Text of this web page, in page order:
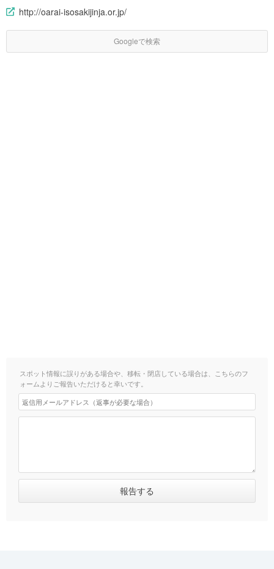
http://oarai-isosakijinja.or.jp/
Googleで検索
スポット情報に誤りがある場合や、移転・閉店している場合は、こちらのフ
ォームよりご報告いただけると幸いです。